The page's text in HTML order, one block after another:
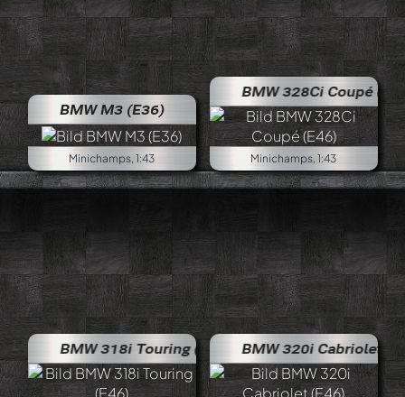
BMW M3 (E36)
Minichamps, 1:43
BMW 328Ci Coupé (E46)
Minichamps, 1:43
BMW 318i Touring (E46) BMW 320i Cabriolet (E46)